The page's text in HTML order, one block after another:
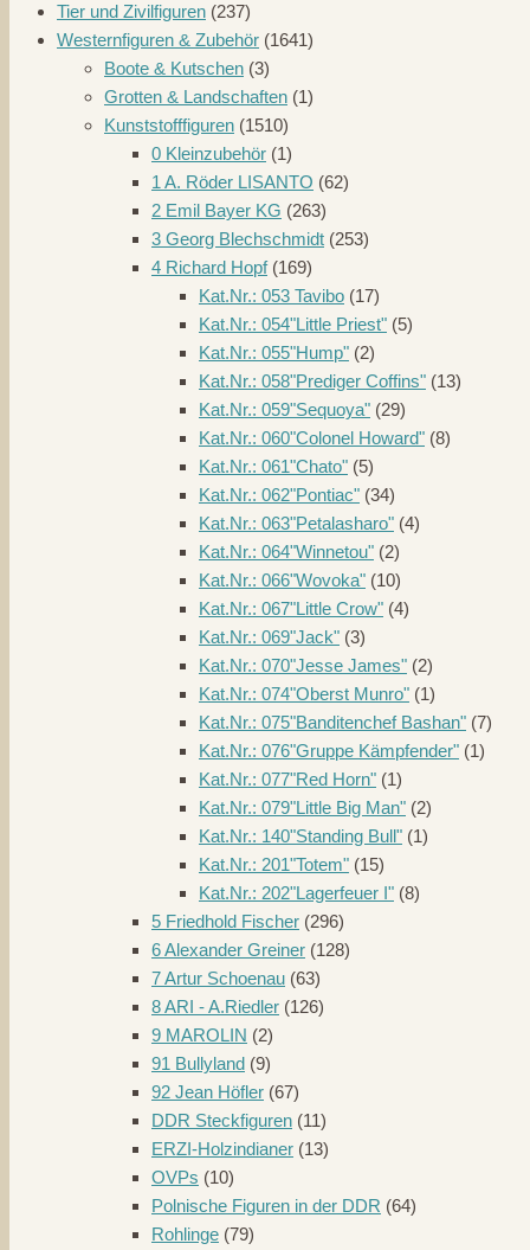
Tier und Zivilfiguren (237)
Westernfiguren & Zubehör (1641)
Boote & Kutschen (3)
Grotten & Landschaften (1)
Kunststofffiguren (1510)
0 Kleinzubehör (1)
1 A. Röder LISANTO (62)
2 Emil Bayer KG (263)
3 Georg Blechschmidt (253)
4 Richard Hopf (169)
Kat.Nr.: 053 Tavibo (17)
Kat.Nr.: 054"Little Priest" (5)
Kat.Nr.: 055"Hump" (2)
Kat.Nr.: 058"Prediger Coffins" (13)
Kat.Nr.: 059"Sequoya" (29)
Kat.Nr.: 060"Colonel Howard" (8)
Kat.Nr.: 061"Chato" (5)
Kat.Nr.: 062"Pontiac" (34)
Kat.Nr.: 063"Petalasharo" (4)
Kat.Nr.: 064"Winnetou" (2)
Kat.Nr.: 066"Wovoka" (10)
Kat.Nr.: 067"Little Crow" (4)
Kat.Nr.: 069"Jack" (3)
Kat.Nr.: 070"Jesse James" (2)
Kat.Nr.: 074"Oberst Munro" (1)
Kat.Nr.: 075"Banditenchef Bashan" (7)
Kat.Nr.: 076"Gruppe Kämpfender" (1)
Kat.Nr.: 077"Red Horn" (1)
Kat.Nr.: 079"Little Big Man" (2)
Kat.Nr.: 140"Standing Bull" (1)
Kat.Nr.: 201"Totem" (15)
Kat.Nr.: 202"Lagerfeuer I" (8)
5 Friedhold Fischer (296)
6 Alexander Greiner (128)
7 Artur Schoenau (63)
8 ARI - A.Riedler (126)
9 MAROLIN (2)
91 Bullyland (9)
92 Jean Höfler (67)
DDR Steckfiguren (11)
ERZI-Holzindianer (13)
OVPs (10)
Polnische Figuren in der DDR (64)
Rohlinge (79)